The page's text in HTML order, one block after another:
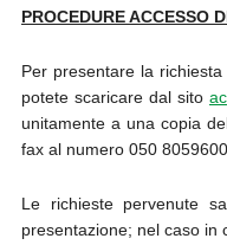
PROCEDURE ACCESSO
Per presentare la
potete scaricare dal sito
unitamente a una copia
fax al numero 050
Le richieste pervenute
presentazione; nel caso in